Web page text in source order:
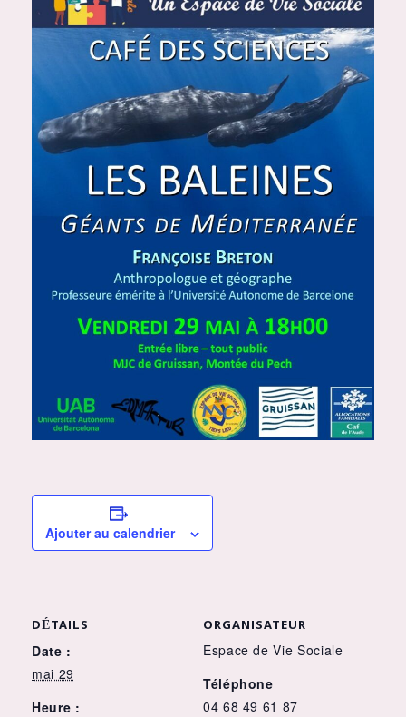
Ajouter au calendrier
DÉTAILS
Date :
mai 29
Heure :
ORGANISATEUR
Espace de Vie Sociale
Téléphone
04 68 49 61 87